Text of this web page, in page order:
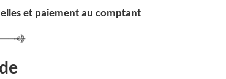
et paiement au comptant